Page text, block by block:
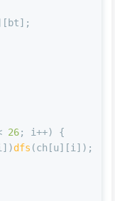
26; i++) {
dfs (ch[u][i]);